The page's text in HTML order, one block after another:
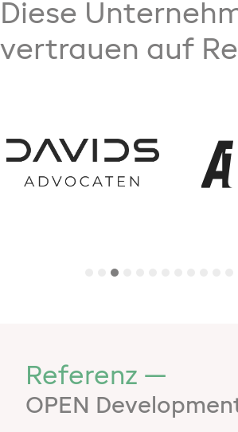
Diese
vertrauen auf
Referenz —
OPEN